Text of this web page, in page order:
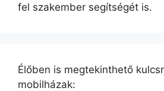
fel szakember segítségét is.
Élőben is megtekinthető
mobilházak: